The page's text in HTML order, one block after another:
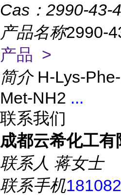
Cas： 2990-43-4
产品名称2990-
产品 >
简介 H-Lys-
Met-NH2 ...
联系我们
成都云希化工有
联系人 蒋女士
联系手机